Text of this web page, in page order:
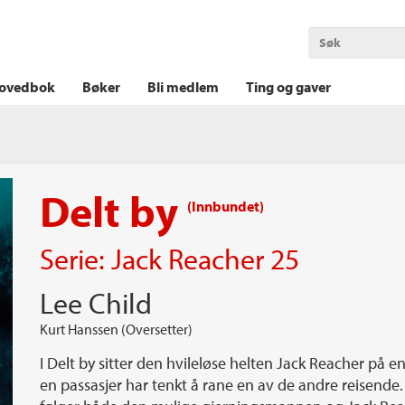
Bøker Bli medlem Ting og gaver
Delt by (Innbundet)
Serie: Jack Reacher 25
Lee Child
Kurt Hanssen (Oversetter)
I Delt by sitter den hvileløse helten Jack Reacher på
en passasjer har tenkt å rane en av de andre